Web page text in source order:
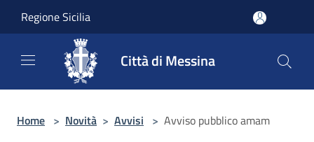
Regione Sicilia
Città di Messina
Home > Novità > Avvisi > Avviso pubblico amam